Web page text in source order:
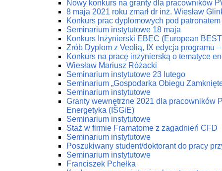
Nowy konkurs na granty dla pracowników
8 maja 2021 roku zmarł dr inż. Wiesław
Konkurs prac dyplomowych pod
Seminarium instytutowe 18 maja
Konkurs Inżynierski EBEC (European
Zrób Dyplom z Veolią, IX edycja programu
Konkurs na pracę inzynierską o tematyce
Wiesław Mariusz Różacki
Seminarium instytutowe 23 lutego
Seminarium „Gospodarka Obiegu
Seminarium instytutowe
Granty wewnętrzne 2021 dla pracowników
Energetyka (IŚGiE)
Seminarium instytutowe
Staż w firmie Framatome z zagadnień CFD
Seminarium instytutowe
Poszukiwany student/doktorant do pracy
Seminarium instytutowe
Franciszek Pchełka